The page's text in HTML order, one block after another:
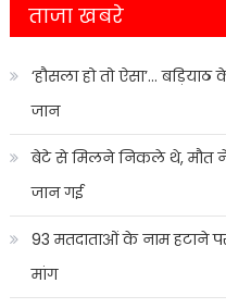
ताजा खबरे
‘हौसला हो तो ऐसा’…
जान
बेटे से मिलने निकले थे, मौत
जान गई
93 मतदाताओं के नाम हटाने
मांग